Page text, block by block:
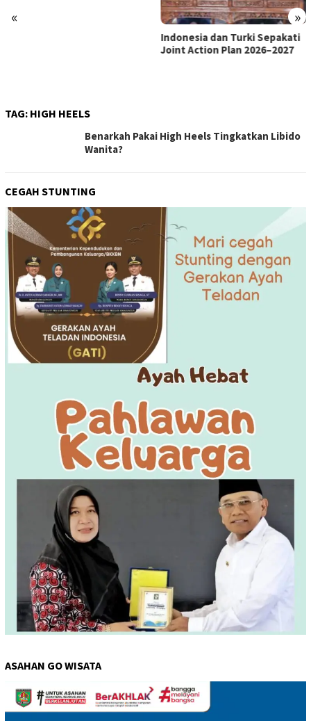
« »
Satgas PRR Pacu Realisasi
Tambahan TKD Aceh Rp1,65
TAG: HIGH HEELS
Benarkah Pakai High Heels Tingkatkan Libido
Wanita?
CEGAH STUNTING
ASAHAN GO WISATA
Pemutar
Video